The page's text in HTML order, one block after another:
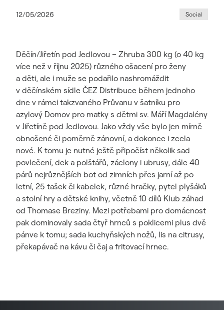
12/05/2026 Social
Děčín/Jiřetín pod Jedlovou – Zhruba 300 kg (o 40 kg
více než v říjnu 2025) různého ošacení pro ženy
a děti, ale i muže se podařilo nashromáždit
v děčínském sídle ČEZ Distribuce během jednoho
dne v rámci takzvaného Průvanu v šatníku pro
azylový Domov pro matky s dětmi sv. Máří Magdalény
v Jiřetíně pod Jedlovou. Jako vždy vše bylo jen mírně
obnošené či poměrně zánovní, a dokonce i zcela
nové. K tomu je nutné ještě připočíst několik sad
povlečení, dek a polštářů, záclony i ubrusy, dále 40
párů nejrůznějších bot od zimních přes jarní až po
letní, 25 tašek či kabelek, různé hračky, pytel plyšáků
a stolní hry a dětské knihy, včetně 10 dílů Klub záhad
od Thomase Breziny. Mezi potřebami pro domácnost
pak dominovaly sada čtyř hrnců s poklicemi plus dvě
pánve k tomu; sada kuchyňských nožů, lis na citrusy,
překapávač na kávu či čaj a fritovací hrnec.